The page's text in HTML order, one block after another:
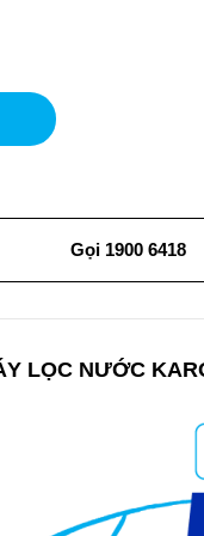
Gọi 1900 6418
LỌC NƯỚC